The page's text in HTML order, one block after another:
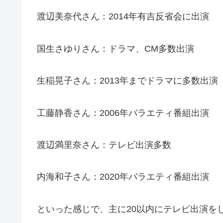
渡辺美奈代さん：2014年有吉反省会に出演
国生さゆりさん：ドラマ、CM多数出演
生稲晃子さん：2013年までドラマに多数出演
工藤静香さん：2006年バラエティ番組出演
渡辺満里奈さん：テレビ出演多数
内海和子さん：2020年バラエティ番組出演
といった感じで、主に20以内にテレビ出演を